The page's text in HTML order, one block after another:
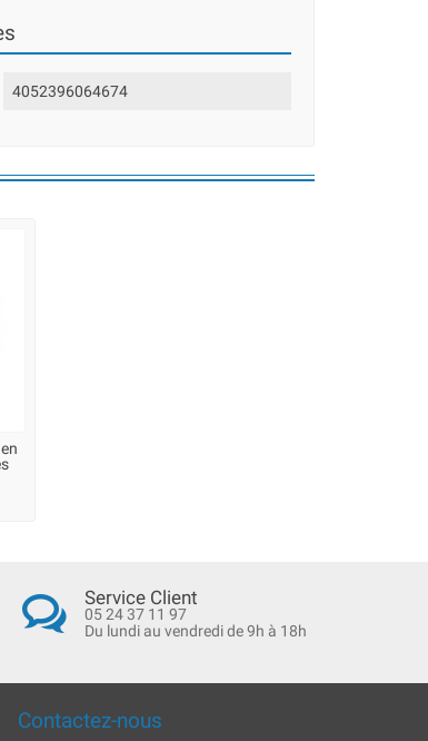
4052396064674
Service Client
05 24 37 11 97
Du lundi au vendredi de 9h à 18h
Contactez-nous